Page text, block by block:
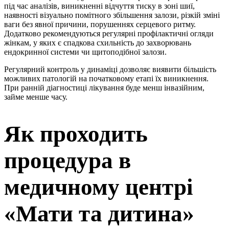
під час аналізів, виникненні відчуття тиску в зоні шиї,
наявності візуально помітного збільшення залози, різкій зміні
ваги без явної причини, порушеннях серцевого ритму.
Додатково рекомендуються регулярні профілактичні огляди
жінкам, у яких є спадкова схильність до захворювань
ендокринної системи чи щитоподібної залози.
Регулярний контроль у динаміці дозволяє виявити більшість
можливих патологій на початковому етапі їх виникнення.
При ранній діагностиці лікування буде менш інвазійним,
займе менше часу.
Як проходить
процедура в
медичному центрі
«Мати та дитина»